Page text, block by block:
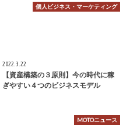
個人ビジネス・マーケティング
2022.3.22
【資産構築の３原則】今の時代に稼
ぎやすい４つのビジネスモデル
MOTOニュース